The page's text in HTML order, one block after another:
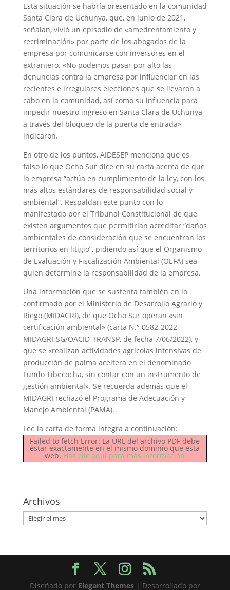
Esta situación se habría presentado en la comunidad
Santa Clara de Uchunya, que, en junio de 2021,
señalan, vivió un episodio de «amedrentamiento y
recriminación» por parte de los abogados de la
empresa por comunicarse con inversores en el
extranjero. «No podemos pasar por alto las
denuncias contra la empresa por influenciar en las
recientes e irregulares elecciones que se llevaron a
cabo en la comunidad, así como su influencia para
impedir nuestro ingreso en Santa Clara de Uchunya
a través del bloqueo de la puerta de entrada»,
indicaron.
En otro de los puntos, AIDESEP menciona que es
falso lo que Ocho Sur dice en su carta acerca de que
la empresa “actúa en cumplimiento de la ley, con los
más altos estándares de responsabilidad social y
ambiental”. Respaldan este punto con lo
manifestado por el Tribunal Constitucional de que
existen argumentos que permitirían acreditar “daños
ambientales de consideración que se encuentran los
territorios en litigio”, pidiendo así que el Organismo
de Evaluación y Fiscalización Ambiental (OEFA) sea
quien determine la responsabilidad de la empresa.
Una información que se sustenta también en lo
confirmado por el Ministerio de Desarrollo Agrario y
Riego (MIDAGRI), de que Ocho Sur operan «sin
certificación ambiental» (carta N.° 0582-2022-
MIDAGRI-SG/OACID-TRANSP, de fecha 7/06/2022), y
que se «realizan actividades agrícolas intensivas de
producción de palma aceitera en el denominado
Fundo Tibecocha, sin contar con un instrumento de
gestión ambiental». Se recuerda además que el
MIDAGRI rechazó el Programa de Adecuación y
Manejo Ambiental (PAMA).
Lee la carta de forma íntegra a continuación:
Failed to fetch Error: La URL del archivo PDF debe
estar exactamente en el mismo dominio que esta
web. Haz clic aquí para más información
Archivos
Archivos
Diseñado por Elegant Themes| Desarrollado por